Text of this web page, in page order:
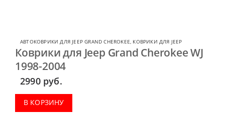
АВТОКОВРИКИ ДЛЯ JEEP GRAND CHEROKEE КОВРИКИ ДЛЯ JEEP
Коврики для Jeep Grand Cherokee WJ
1998-2004
2990 руб.
В КОРЗИНУ